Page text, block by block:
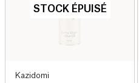
STOCK ÉPUISÉ
Kazidomi